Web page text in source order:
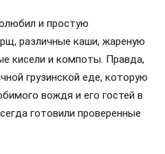
и простую
различные каши, жареную
кисели и компоты. Правда,
грузинской еде, которую
вождя и его гостей в
готовили проверенные